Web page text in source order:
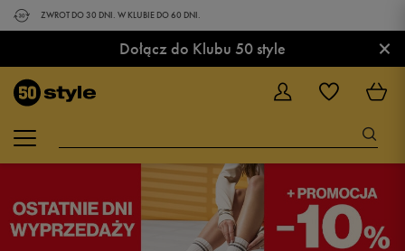
ZWROT DO 30 DNI. W KLUBIE DO 60 DNI.
Dołącz do Klubu 50 style ×